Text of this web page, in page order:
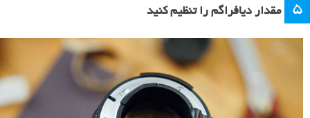
۵ مقدار دیافراگم را تنظیم کنید